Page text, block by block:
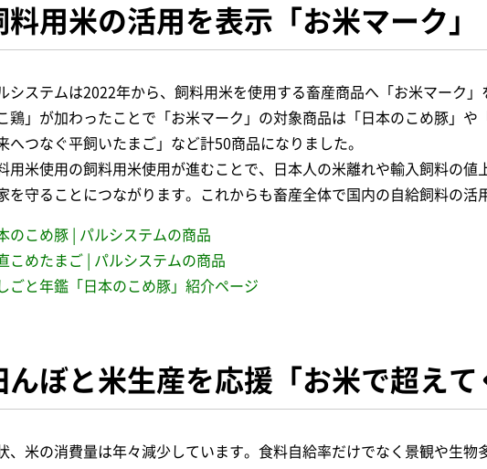
料用米の活用を表示「お米マーク」
システムは2022年から、飼料用米を使用する畜産商品へ「お米マーク
鶏」が加わったことで「お米マーク」の対象商品は「日本のこめ豚」や
へつなぐ平飼いたまご」など計50商品になりました。
用米使用の飼料用米使用が進むことで、日本人の米離れや輸入飼料の値
を守ることにつながります。これからも畜産全体で国内の自給飼料の活
のこめ豚 | パルシステムの商品
こめたまご | パルシステムの商品
ごと年鑑「日本のこめ豚」紹介ページ
んぼと米生産を応援「お米で超えて
、米の消費量は年々減少しています。食料自給率だけでなく景観や生物